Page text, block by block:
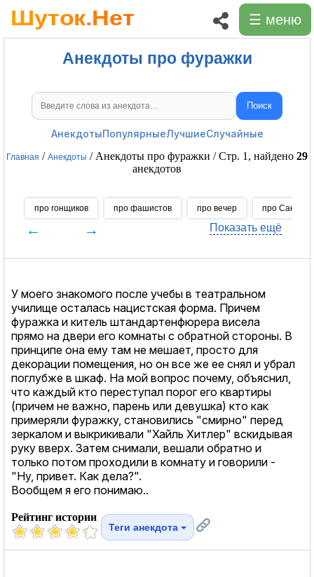
☰ меню
Анекдоты про фуражки
Поиск анекдотов Поиск
АнекдотыПопулярныеЛучшиеСлучайные
Главная / Анекдоты / Анекдоты про фуражки / Стр. 1, найдено 29
анекдотов
про гонщиков про фашистов про вечер про Саню
← → Показать ещё
У моего знакомого после учебы в театральном
училище осталась нацистская форма. Причем
фуражка и китель штандартенфюрера висела
прямо на двери его комнаты с обратной стороны. В
принципе она ему там не мешает, просто для
декорации помещения, но он все же ее снял и убрал
поглубже в шкаф. На мой вопрос почему, объяснил,
что каждый кто переступал порог его квартиры
(причем не важно, парень или девушка) кто как
примеряли фуражку, становились "смирно" перед
зеркалом и выкрикивали "Хайль Хитлер" вскидывая
руку вверх. Затем снимали, вешали обратно и
только потом проходили в комнату и говорили -
"Ну, привет. Как дела?".
Вообщем я его понимаю..
Рейтинг истории
Теги анекдота